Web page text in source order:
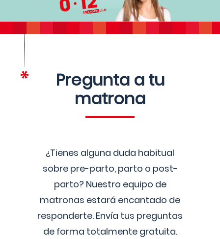
Pregunta a tu
matrona
¿Tienes alguna duda habitual
sobre pre-parto, parto o post-
parto? Nuestro equipo de
matronas estará encantado de
responderte. Envía tus preguntas
de forma totalmente gratuita.